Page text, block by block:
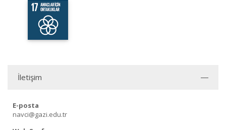
İletişim
E-posta
navci@gazi.edu.tr